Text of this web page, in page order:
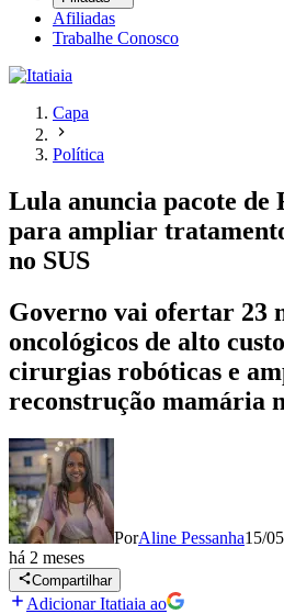
Afiliadas
Trabalhe Conosco
Capa
Política
Lula anuncia pacote de
para ampliar
no SUS
Governo vai ofertar 23
oncológicos de alto
cirurgias robóticas e
reconstrução mamária
PorAline Pessanha15/
há 2 meses
Compartilhar
Adicionar Itatiaia ao